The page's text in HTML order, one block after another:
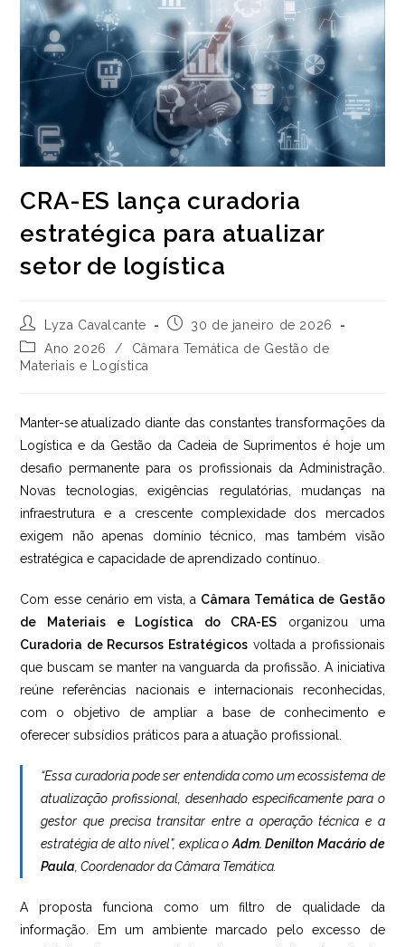
CRA-ES lança curadoria
estratégica para atualizar
setor de logística
Autor
do
post:
Lyza Cavalcante
Post
publicado:
30 de janeiro de 2026
Categoria
do
Ano 2026 /
Câmara Temática de Gestão de
Materiais e Logística
Manter-se atualizado diante das constantes transformações da
Logística e da Gestão da Cadeia de Suprimentos é hoje um
desafio permanente para os profissionais da Administração.
Novas tecnologias, exigências regulatórias, mudanças na
infraestrutura e a crescente complexidade dos mercados
exigem não apenas domínio técnico, mas também visão
estratégica e capacidade de aprendizado contínuo.
Com esse cenário em vista, a Câmara Temática de Gestão
de Materiais e Logística do CRA-ES organizou uma
Curadoria de Recursos Estratégicos voltada a profissionais
que buscam se manter na vanguarda da profissão. A iniciativa
reúne referências nacionais e internacionais reconhecidas,
com o objetivo de ampliar a base de conhecimento e
oferecer subsídios práticos para a atuação profissional.
“Essa curadoria pode ser entendida como um ecossistema de
atualização profissional, desenhado especificamente para o
gestor que precisa transitar entre a operação técnica e a
estratégia de alto nível”, explica oAdm. Denilton Macário de
Paula, Coordenador da Câmara Temática.
A proposta funciona como um filtro de qualidade da
informação. Em um ambiente marcado pelo excesso de